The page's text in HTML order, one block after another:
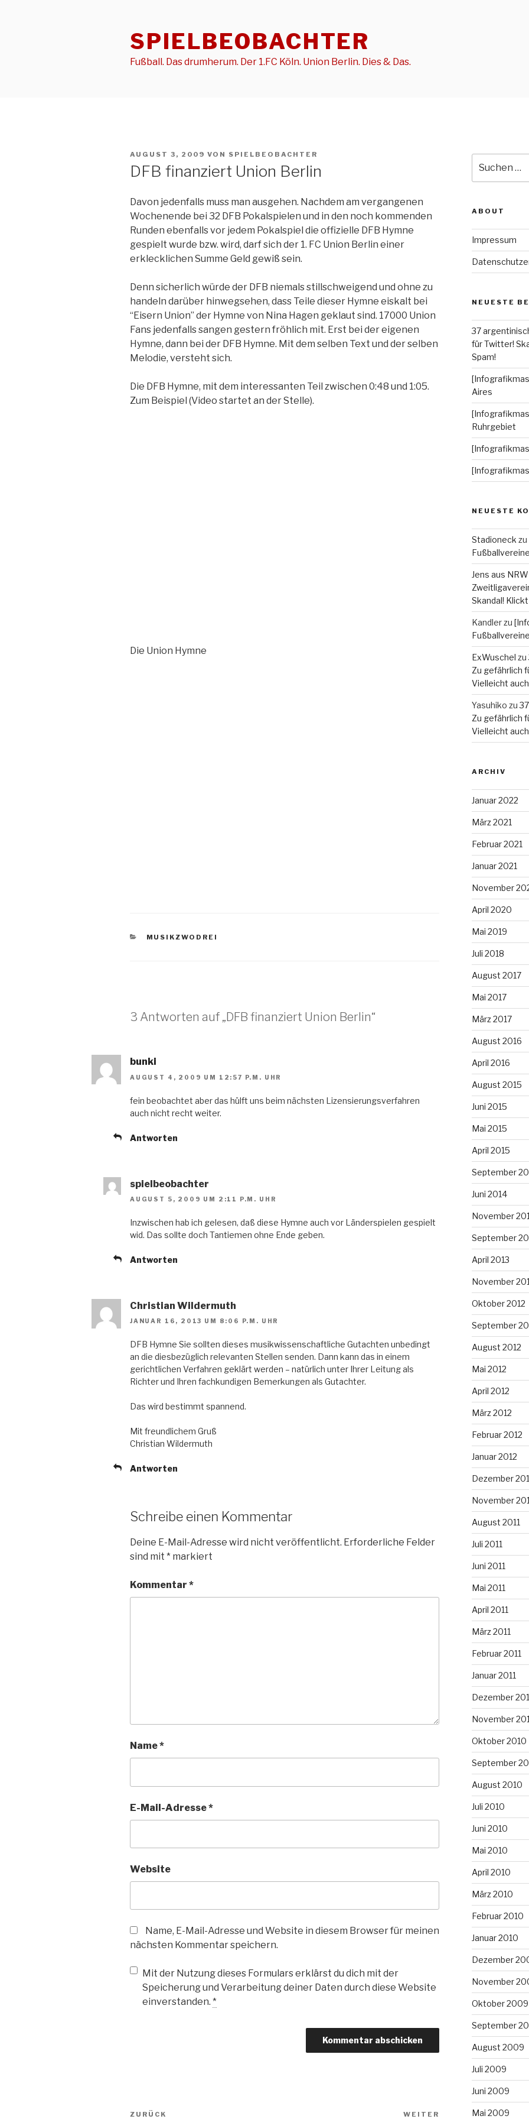
SPIELBEOBACHTER
Fußball. Das drumherum. Der 1.FC Köln. Union Berlin. Dies & Das.
VERÖFFENTLICHT
AUGUST 3, 2009 VON SPIELBEOBACHTER
DFB finanziert Union Berlin
Davon jedenfalls muss man ausgehen. Nachdem am vergangenen
Wochenende bei 32 DFB Pokalspielen und in den noch kommenden
Runden ebenfalls vor jedem Pokalspiel die offizielle DFB Hymne
gespielt wurde bzw. wird, darf sich der 1. FC Union Berlin einer
erklecklichen Summe Geld gewiß sein.
Denn sicherlich würde der DFB niemals stillschweigend und ohne zu
handeln darüber hinwegsehen, dass Teile dieser Hymne eiskalt bei
“Eisern Union” der Hymne von Nina Hagen geklaut sind. 17000 Union
Fans jedenfalls sangen gestern fröhlich mit. Erst bei der eigenen
Hymne, dann bei der DFB Hymne. Mit dem selben Text und der selben
Melodie, versteht sich.
Die DFB Hymne, mit dem interessanten Teil zwischen 0:48 und 1:05.
Zum Beispiel (Video startet an der Stelle).
Die Union Hymne
KATEGORIEN
MUSIKZWODREI
3 Antworten auf „DFB finanziert Union Berlin“
bunki
AUGUST 4, 2009 UM 12:57 P.M. UHR
fein beobachtet aber das hülft uns beim nächsten Lizensierungsverfahren
auch nicht recht weiter.
Antworten
spielbeobachter
AUGUST 5, 2009 UM 2:11 P.M. UHR
Inzwischen hab ich gelesen, daß diese Hymne auch vor Länderspielen gespielt
wid. Das sollte doch Tantiemen ohne Ende geben.
Antworten
Christian Wildermuth
JANUAR 16, 2013 UM 8:06 P.M. UHR
DFB Hymne Sie sollten dieses musikwissenschaftliche Gutachten unbedingt
an die diesbezüglich relevanten Stellen senden. Dann kann das in einem
gerichtlichen Verfahren geklärt werden – natürlich unter Ihrer Leitung als
Richter und Ihren fachkundigen Bemerkungen als Gutachter.
Das wird bestimmt spannend.
Mit freundlichem Gruß
Christian Wildermuth
Antworten
Schreibe einen Kommentar
Deine E-Mail-Adresse wird nicht veröffentlicht. Erforderliche Felder
sind mit * markiert
Kommentar *
Name*
E-Mail-Adresse*
Website
Name, E-Mail-Adresse und Website in diesem Browser für meinen
nächsten Kommentar speichern.
Mit der Nutzung dieses Formulars erklärst du dich mit der
Speicherung und Verarbeitung deiner Daten durch diese Website
einverstanden. *
Beitragsnavigation
Vorheriger
ZURÜCK Nächster
WEITER
nach:
ABOUT
Impressum
NEUESTE
37
für Twitter!
Spam!
Aires
Ruhrgebiet
NEUESTE
Stadioneck zu
Jens aus NRW
Skandal!
Kandlerzu
ExWuschel zu
Zu gefährlich
Vielleicht
Yasuhiko zu
Zu gefährlich
Vielleicht
ARCHIV
Januar 2022
März 2021
Februar 2021
Januar 2021
November
April 2020
Mai 2019
Juli 2018
August 2017
Mai 2017
März 2017
August 2016
April 2016
August 2015
Juni 2015
Mai 2015
April 2015
September
Juni 2014
November
September
April 2013
November
Oktober 2012
September
August 2012
Mai 2012
April 2012
März 2012
Februar 2012
Januar 2012
Dezember
November
August 2011
Juli 2011
Juni 2011
Mai 2011
April 2011
März 2011
Februar 2011
Januar 2011
Dezember
November
Oktober 2010
September
August 2010
Juli 2010
Juni 2010
Mai 2010
April 2010
März 2010
Februar 2010
Januar 2010
Dezember
November
Oktober 2009
September
August 2009
Juli 2009
Juni 2009
Mai 2009